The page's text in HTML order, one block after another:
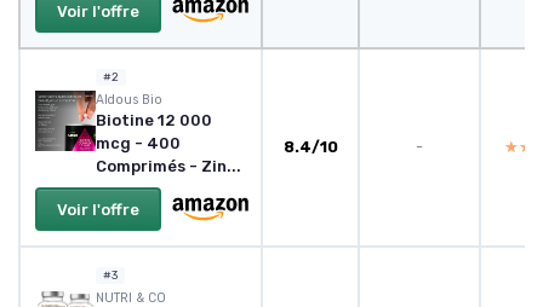
Voir l'offre
#2
Aldous Bio
Biotine 12 000
mcg - 400
Comprimés - Zin...
Voir l'offre
8.4/10 -
#3
NUTRI & CO